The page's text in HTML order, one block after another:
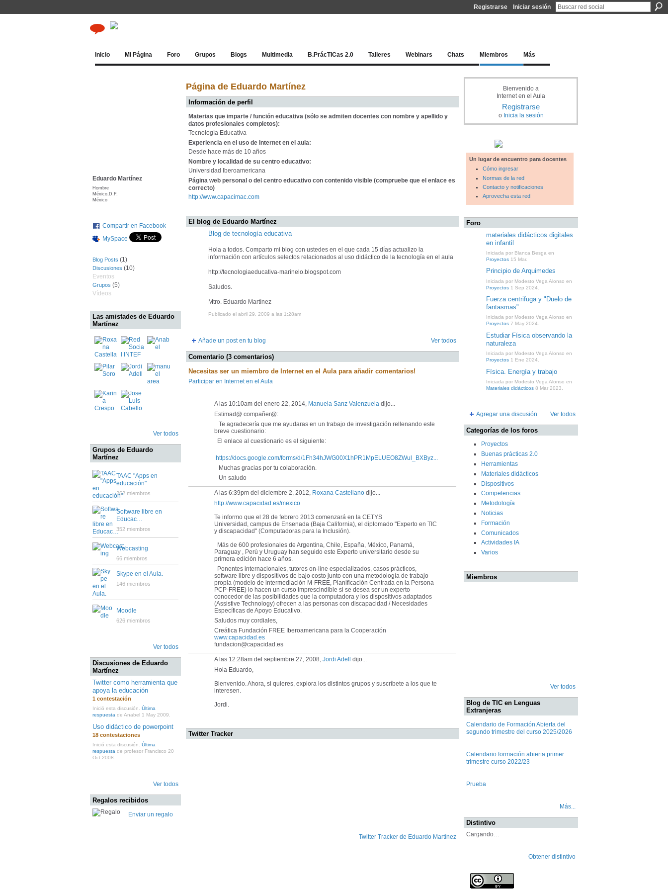
Registrarse Iniciar sesión
Inicio Mi Página Foro Grupos Blogs Multimedia B.PrácTICas 2.0 Talleres Webinars Chats Miembros Más
Eduardo Martínez
Hombre
México,D.F.
México
Compartir en Facebook
MySpace
Blog Posts (1)
Discusiones (10)
Eventos
Grupos (5)
Vídeos
Las amistades de Eduardo
Martínez
Ver todos
Grupos de Eduardo
Martínez
TAAC "Apps en
educación"
262 miembros
Software libre en
Educac…
352 miembros
Webcasting
66 miembros
Skype en el Aula.
146 miembros
Moodle
626 miembros
Ver todos
Discusiones de Eduardo
Martínez
Twitter como herramienta que
apoya la educación
1 contestación
Inició esta discusión. Última
respuesta de Anabel 1 May 2009.
Uso didáctico de powerpoint
18 contestaciones
Inició esta discusión. Última
respuesta de profesor Francisco 20
Oct 2008.
Ver todos
Regalos recibidos
Enviar un regalo
Página de Eduardo Martínez
Información de perfil
Materias que imparte / función educativa (sólo se admiten docentes con nombre y apellido y
datos profesionales completos):
Tecnología Educativa
Experiencia en el uso de Internet en el aula:
Desde hace más de 10 años
Nombre y localidad de su centro educativo:
Universidad Iberoamericana
Página web personal o del centro educativo con contenido visible (compruebe que el enlace es
correcto)
http://www.capacimac.com
El blog de Eduardo Martínez
Blog de tecnología educativa
Hola a todos. Comparto mi blog con ustedes en el que cada 15 días actualizo la
información con artículos selectos relacionados al uso didáctico de la tecnología en el aula
http://tecnologiaeducativa-marinelo.blogspot.com
Saludos.
Mtro. Eduardo Martínez
Publicado el abril 29, 2009 a las 1:28am
Añade un post en tu blog Ver todos
Comentario (3 comentarios)
Necesitas ser un miembro de Internet en el Aula para añadir comentarios!
Participar en Internet en el Aula
A las 10:10am del enero 22, 2014, Manuela Sanz Valenzuela dijo...
Estimad@ compañer@:
Te agradecería que me ayudaras en un trabajo de investigación rellenando este
breve cuestionario:
El enlace al cuestionario es el siguiente:
https://docs.google.com/forms/d/1Fh34hJWG00X1hPR1MpELUEO8ZWul_BXByz...
Muchas gracias por tu colaboración.
Un saludo
A las 6:39pm del diciembre 2, 2012, Roxana Castellano dijo...
http://www.capacidad.es/mexico
Te informo que el 28 de febrero 2013 comenzará en la CETYS
Universidad, campus de Ensenada (Baja California), el diplomado "Experto en TIC
y discapacidad" (Computadoras para la Inclusión).
Más de 600 profesionales de Argentina, Chile, España, México, Panamá,
Paraguay , Perú y Uruguay han seguido este Experto universitario desde su
primera edición hace 6 años.
Ponentes internacionales, tutores on-line especializados, casos prácticos,
software libre y dispositivos de bajo costo junto con una metodología de trabajo
propia (modelo de intermediación M-FREE, Planificación Centrada en la Persona
PCP-FREE) lo hacen un curso imprescindible si se desea ser un experto
conocedor de las posibilidades que la computadora y los dispositivos adaptados
(Assistive Technology) ofrecen a las personas con discapacidad / Necesidades
Específicas de Apoyo Educativo.
Saludos muy cordiales,
Creática Fundación FREE Iberoamericana para la Cooperación
www.capacidad.es
fundacion@capacidad.es
A las 12:28am del septiembre 27, 2008, Jordi Adell dijo...
Hola Eduardo,
Bienvenido. Ahora, si quieres, explora los distintos grupos y suscríbete a los que te
interesen.
Jordi.
Twitter Tracker
Twitter Tracker de Eduardo Martínez
Bienvenido a
Internet en el Aula
Registrarse
o Inicia la sesión
Un lugar de encuentro para docentes
Cómo ingresar
Normas de la red
Contacto y notificaciones
Aprovecha esta red
Foro
materiales didácticos digitales
en infantil
Iniciada por Blanca Besga en
Proyectos 15 Mar.
Principio de Arquimedes
Iniciada por Modesto Vega Alonso en
Proyectos 1 Sep 2024.
Fuerza centrifuga y "Duelo de
fantasmas"
Iniciada por Modesto Vega Alonso en
Proyectos 7 May 2024.
Estudiar Física observando la
naturaleza
Iniciada por Modesto Vega Alonso en
Proyectos 1 Ene 2024.
Física. Energía y trabajo
Iniciada por Modesto Vega Alonso en
Materiales didácticos 8 Mar 2023.
Agregar una discusión Ver todos
Categorías de los foros
Proyectos
Buenas prácticas 2.0
Herramientas
Materiales didácticos
Dispositivos
Competencias
Metodología
Noticias
Formación
Comunicados
Actividades IA
Varios
Miembros
Ver todos
Blog de TIC en Lenguas
Extranjeras
Calendario de Formación Abierta del
segundo trimestre del curso 2025/2026
Calendario formación abierta primer
trimestre curso 2022/23
Prueba
Más...
Distintivo
Cargando…
Obtener distintivo